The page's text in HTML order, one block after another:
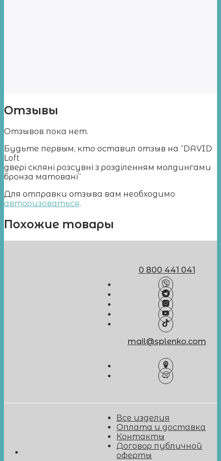
Отзывы
Отзывов пока нет.
Будьте первым, кто оставил отзыв на “DAVID
Loft
двері скляні розсувні з розділенням молдингами
бронза матовані”
Для отправки отзыва вам необходимо
авторизоваться.
Похожие товары
0 800 441 041
mail@splenko.com
Все изделия
Оплата и доставка
Контакты
Договор публичной
оферты